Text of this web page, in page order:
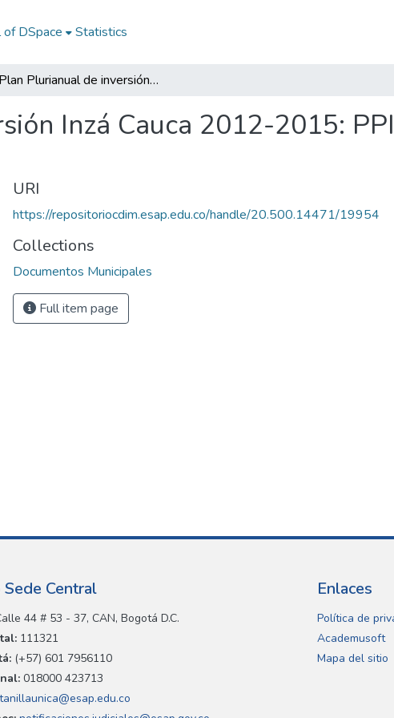
DSpace Statistics
Plan Plurianual de inversión Inzá Cauca 2012-2015: PPI Inzá Cauca 2012-2015
Inzá Cauca 2012-2015:
URI
https://repositoriocdim.esap.edu.co/handle/20.500.14471/19954
Collections
Documentos Municipales
Full item page
Central
44 # 53 - 37, CAN, Bogotá D.C.
111321
(+57) 601 7956110
018000 423713
Enlaces
Política de
Academusoft
Mapa del sitio